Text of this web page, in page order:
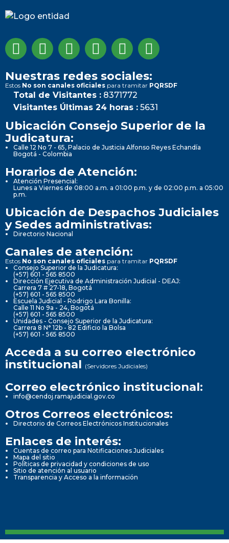
Nuestras redes sociales:
Estos No son canales oficiales para tramitar PQRSDF
Total de Visitantes : 8371772
Visitantes Últimas 24 horas : 5631
Ubicación Consejo Superior de la
Judicatura:
Calle 12 No 7 - 65, Palacio de Justicia Alfonso Reyes Echandía
Bogotá - Colombia
Horarios de Atención:
Atención Presencial:
Lunes a Viernes de 08:00 a.m. a 01:00 p.m. y de 02:00 p.m. a 05:00
p.m.
Ubicación de Despachos Judiciales
y Sedes administrativas:
Directorio Nacional
Canales de atención:
Estos No son canales oficiales para tramitar PQRSDF
Consejo Superior de la Judicatura:
(+57) 601 - 565 8500
Dirección Ejecutiva de Administración Judicial - DEAJ:
Carrera 7 # 27-18, Bogotá
(+57) 601 - 565 8500
Escuela Judicial - Rodrigo Lara Bonilla:
Calle 11 No 9a - 24, Bogotá
(+57) 601 - 565 8500
Unidades - Consejo Superior de la Judicatura:
Carrera 8 N° 12b - 82 Edificio la Bolsa
(+57) 601 - 565 8500
Acceda a su correo electrónico
institucional (Servidores Judiciales)
Correo electrónico institucional:
info@cendoj.ramajudicial.gov.co
Otros Correos electrónicos:
Directorio de Correos Electrónicos Institucionales
Enlaces de interés:
Cuentas de correo para Notificaciones Judiciales
Mapa del sitio
Políticas de privacidad y condiciones de uso
Sitio de atención al usuario
Transparencia y Acceso a la información